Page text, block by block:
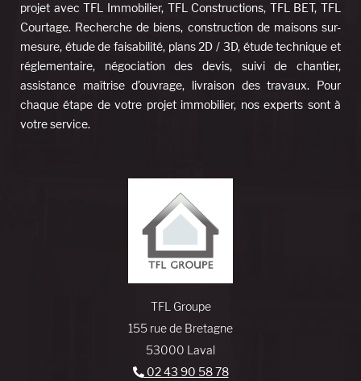
projet avec TFL Immobilier, TFL Constructions, TFL BET, TFL
Courtage. Recherche de biens, construction de maisons sur-
mesure, étude de faisabilité, plans 2D / 3D, étude technique et
réglementaire, négociation des devis, suivi de chantier,
assistance maîtrise d’ouvrage, livraison des travaux. Pour
chaque étape de votre projet immobilier, nos experts sont à
votre service.
TFL Groupe
155 rue de Bretagne
53000 Laval
02 43 90 58 78